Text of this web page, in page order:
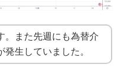
。また先週にも為替介
発生していました。